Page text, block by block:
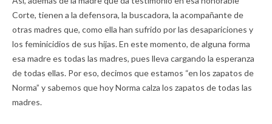
Corte, tienen a la defensora, la buscadora, la acompañante de
otras madres que, como ella han sufrido por las desapariciones y
los feminicidios de sus hijas. En este momento, de alguna forma
esa madre es todas las madres, pues lleva cargando la esperanza
de todas ellas. Por eso, decimos que estamos “en los zapatos de
Norma” y sabemos que hoy Norma calza los zapatos de todas las
madres.